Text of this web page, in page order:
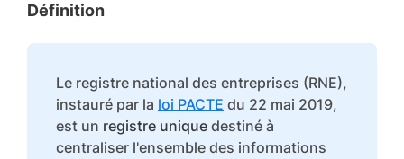
Définition
Le registre national des entreprises (RNE),
instauré par la loi PACTE du 22 mai 2019,
est un registre unique destiné à
centraliser l'ensemble des informations